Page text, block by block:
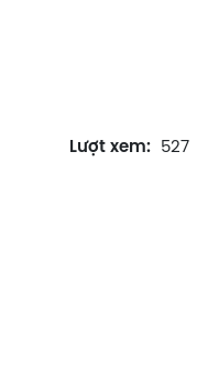
Lượt xem:
527